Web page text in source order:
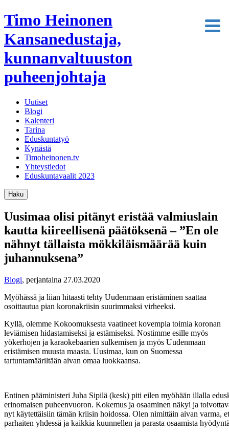
Timo Heinonen
Kansanedustaja,
kunnanvaltuuston
puheenjohtaja
Uutiset
Blogi
Kalenteri
Tarina
Eduskuntatyö
Kynästä
Timoheinonen.tv
Yhteystiedot
Eduskuntavaalit 2023
Haku
Uusimaa olisi pitänyt eristää valmiuslain
kautta kiireellisenä päätöksenä – ”En ole
nähnyt tällaista mökkiläismäärää kuin
juhannuksena”
Blogi, perjantaina 27.03.2020
Myöhässä ja liian hitaasti tehty Uudenmaan eristäminen saattaa
osoittautua pian koronakriisin suurimmaksi virheeksi.
Kyllä, olemme Kokoomuksesta vaatineet kovempia toimia koronan
leviämisen hidastamiseksi ja estämiseksi. Nostimme esille myös
yökerhojen ja karaokebaarien sulkemisen ja myös Uudenmaan
eristämisen muusta maasta. Uusimaa, kun on Suomessa
tartuntamääriltään aivan omaa luokkaansa.
Entinen pääministeri Juha Sipilä (kesk) piti eilen myöhään illalla
erinomaisen puheenvuoron. Kokemus ja osaaminen näkyi ja
nyt käytettäisiin tämän kriisin hoidossa. Olen nimittäin aivan varma,
parhaiten yhdessä ja kaikkia kuunnellen ja parasta osaamista